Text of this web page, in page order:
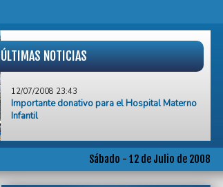
ÚLTIMAS NOTICIAS
Importante donativo para el Hospital Materno
Infantil
Los socialistas Carlos Nivio y María del
Carmen Viñas se reunieron con vecinos del
Sábado - 12 de Julio de 2008